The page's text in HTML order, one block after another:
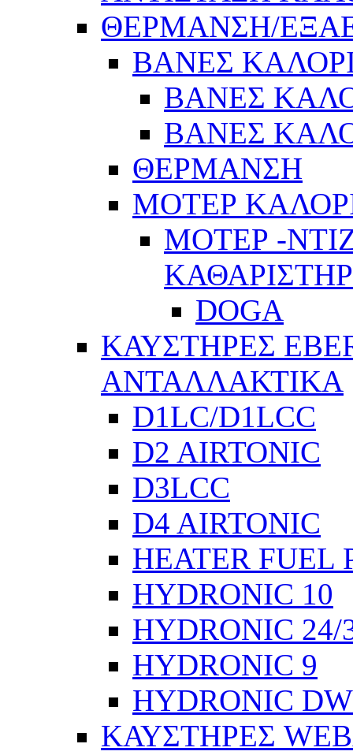
ΘΕΡΜΑΝΣΗ/
ΒΑΝΕΣ
ΒΑΝΕΣ
ΒΑΝΕΣ
ΘΕΡΜΑΝΣΗ
ΜΟΤΕΡ
ΜΟΤΕΡ -
DOGA
ΚΑΥΣΤΗΡΕΣ
ΑΝΤΑΛΛΑΚΤΙΚΑ
D1LC/D1LCC
D2 AIRTONIC
D3LCC
D4 AIRTONIC
HEATER FUEL
HYDRONIC 10
HYDRONIC 24/
HYDRONIC 9
HYDRONIC
ΚΑΥΣΤΗΡΕΣ